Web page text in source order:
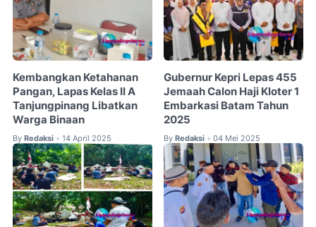
Kembangkan Ketahanan
Pangan, Lapas Kelas II A
Tanjungpinang Libatkan
Warga Binaan
By Redaksi • 14 April 2025
Gubernur Kepri Lepas 455
Jemaah Calon Haji Kloter 1
Embarkasi Batam Tahun
2025
By Redaksi • 04 Mei 2025